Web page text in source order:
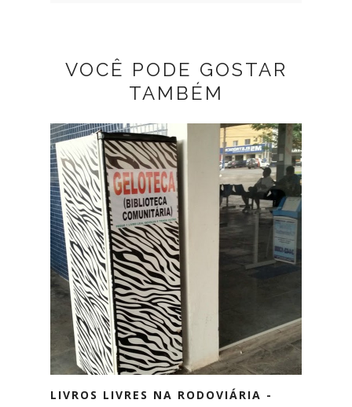
VOCÊ PODE GOSTAR
TAMBÉM
LIVROS LIVRES NA RODOVIÁRIA -